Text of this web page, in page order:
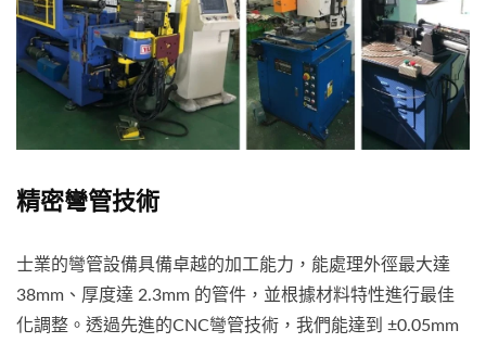
精密彎管技術
士業的彎管設備具備卓越的加工能力，能處理外徑最大達
38mm、厚度達 2.3mm 的管件，並根據材料特性進行最佳
化調整。透過先進的CNC彎管技術，我們能達到 ±0.05mm